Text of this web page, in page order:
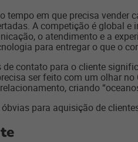
tempo em que precisa
A competição é global e
o atendimento e a
para entregar o que o
contato para o cliente
ser feito com um olhar
criando
para aquisição de